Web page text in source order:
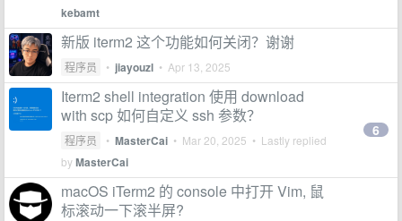
kebamt
新版 iterm2 这个功能如何关闭？谢谢
程序员 • jiayouzl • Apr 13, 2025
Iterm2 shell integration 使用 download
with scp 如何自定义 ssh 参数？
程序员 • MasterCai • Mar 20, 2025 • Lastly replied
byMasterCai
6
macOS iTerm2 的 console 中打开 Vim, 鼠
标滚动一下滚半屏?